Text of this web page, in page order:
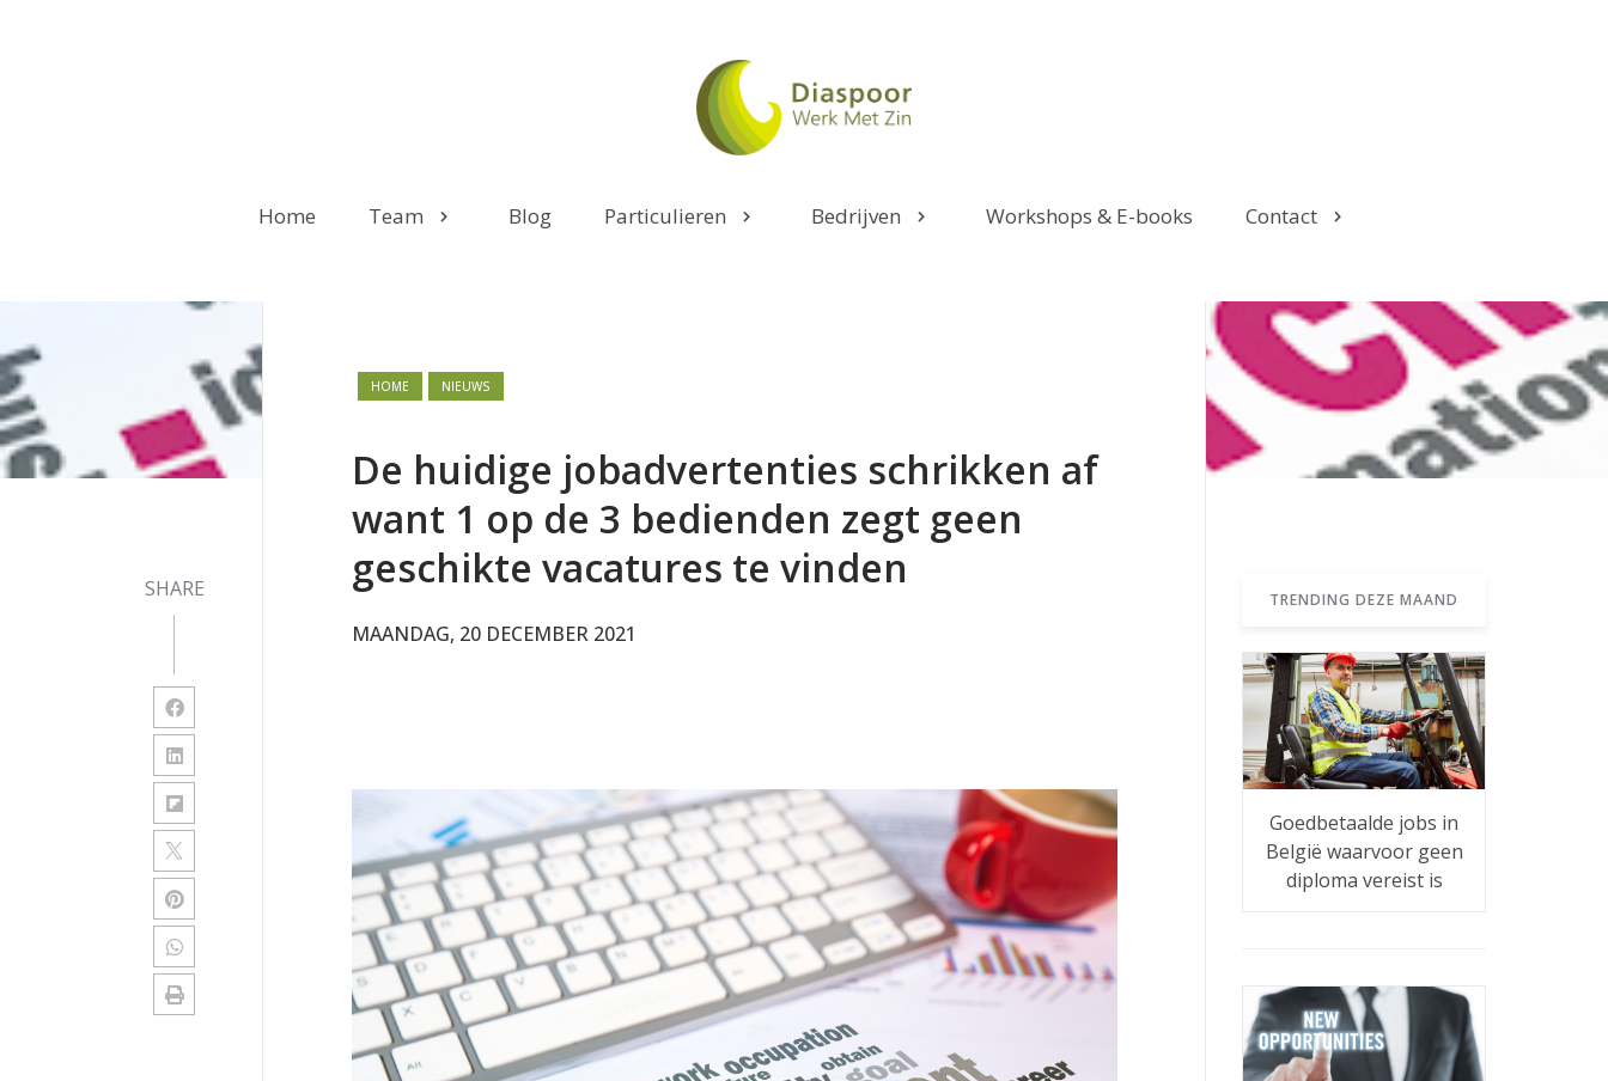
Home Team Blog Particulieren Bedrijven Workshops & E-books Contact
SHARE
HOME NIEUWS
De huidige jobadvertenties schrikken af
want 1 op de 3 bedienden zegt geen
geschikte vacatures te vinden
MAANDAG, 20 DECEMBER 2021
TRENDING DEZE MAAND
Goedbetaalde jobs in
België waarvoor geen
diploma vereist is